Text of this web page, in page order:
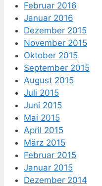
Februar 2016
Januar 2016
Dezember 2015
November 2015
Oktober 2015
September 2015
August 2015
Juli 2015
Juni 2015
Mai 2015
April 2015
März 2015
Februar 2015
Januar 2015
Dezember 2014